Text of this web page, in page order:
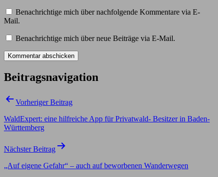
Benachrichtige mich über nachfolgende Kommentare via E-
Mail.
Benachrichtige mich über neue Beiträge via E-Mail.
Beitragsnavigation
Vorheriger Beitrag
WaldExpert: eine hilfreiche App für Privatwald- Besitzer in Baden-
Württemberg
Nächster Beitrag
„Auf eigene Gefahr“ – auch auf beworbenen Wanderwegen